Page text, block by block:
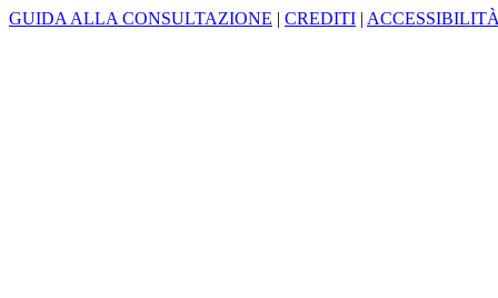
GUIDA ALLA CONSULTAZIONE | CREDITI |